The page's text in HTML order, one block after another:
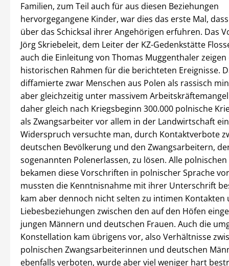
Familien, zum Teil auch für aus diesen Beziehungen
hervorgegangene Kinder, war dies das erste Mal,
über das Schicksal ihrer Angehörigen erfuhren. Das
Jörg Skriebeleit, dem Leiter der KZ-Gedenkstätte
auch die Einleitung von Thomas Muggenthaler zeigen
historischen Rahmen für die berichteten Ereignisse.
diffamierte zwar Menschen aus Polen als rassisch
aber gleichzeitig unter massivem
daher gleich nach Kriegsbeginn 300.000 polnische
als Zwangsarbeiter vor allem in der Landwirtschaft
Widerspruch versuchte man, durch Kontaktverbote
deutschen Bevölkerung und den Zwangsarbeitern,
sogenannten Polenerlassen, zu lösen. Alle
bekamen diese Vorschriften in polnischer Sprache
mussten die Kenntnisnahme mit ihrer Unterschrift
kam aber dennoch nicht selten zu intimen Kontakten
Liebesbeziehungen zwischen den auf den Höfen
jungen Männern und deutschen Frauen. Auch die
Konstellation kam übrigens vor, also Verhältnisse
polnischen Zwangsarbeiterinnen und deutschen
ebenfalls verboten, wurde aber viel weniger hart